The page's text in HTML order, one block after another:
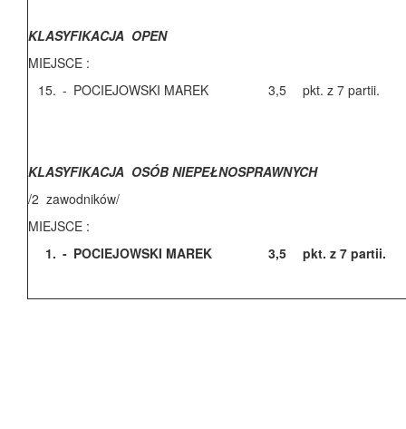
KLASYFIKACJA OPEN
MIEJSCE :
15. - POCIEJOWSKI MAREK 3,5 pkt. z 7 partii.
KLASYFIKACJA OSÓB NIEPEŁNOSPRAWNYCH
/2 zawodników/
MIEJSCE :
1. - POCIEJOWSKI MAREK 3,5 pkt. z 7 partii.